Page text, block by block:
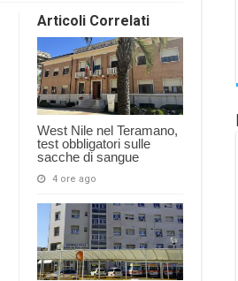
Articoli Correlati
West Nile nel Teramano,
test obbligatori sulle
sacche di sangue
4 ore ago